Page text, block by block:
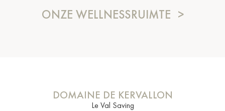
ONZE WELLNESSRUIMTE
DOMAINE DE KERVALLON
Le Val Saving